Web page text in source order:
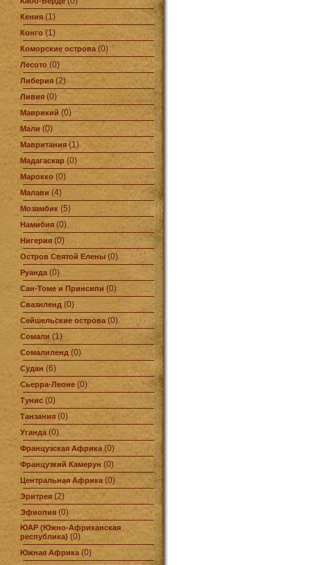
Кения (1)
Конго (1)
Коморские острова (0)
Лесото (0)
Либерия (2)
Ливия (0)
Маврикий (0)
Мали (0)
Мавритания (1)
Мадагаскар (0)
Марокко (0)
Малави (4)
Мозамбик (5)
Намибия (0)
Нигерия (0)
Остров Святой Елены (0)
Руанда(0)
Сан-Томе и Принсипи (0)
Свазиленд (0)
Сейшельские острова (0)
Сомали (1)
Сомалиленд (0)
Судан (6)
Сьерра-Леоне (0)
Тунис (0)
Танзания (0)
Уганда(0)
Французская Африка(0)
Французкий Камерун (0)
Центральная Африка (0)
Эритрея (2)
Эфиопия (0)
ЮАР (Южно-Африканская
республика) (0)
Южная Африка(0)